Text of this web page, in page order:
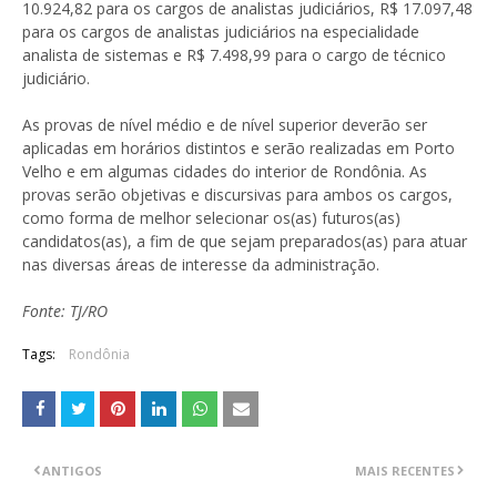
10.924,82 para os cargos de analistas judiciários, R$ 17.097,48
para os cargos de analistas judiciários na especialidade
analista de sistemas e R$ 7.498,99 para o cargo de técnico
judiciário.
As provas de nível médio e de nível superior deverão ser
aplicadas em horários distintos e serão realizadas em Porto
Velho e em algumas cidades do interior de Rondônia. As
provas serão objetivas e discursivas para ambos os cargos,
como forma de melhor selecionar os(as) futuros(as)
candidatos(as), a fim de que sejam preparados(as) para atuar
nas diversas áreas de interesse da administração.
Fonte: TJ/RO
Tags: Rondônia
MAIS RECENTES
ANTIGOS